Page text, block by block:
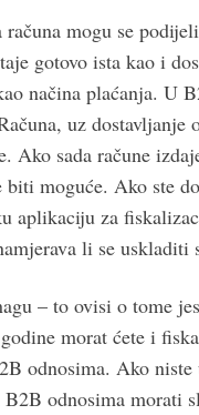
mogu se
gotovo ista kao i
načina plaćanja. U
uz dostavljanje
Ako sada račune
biti moguće. Ako ste
aplikaciju za
li se uskladiti
– to ovisi o tome
morat ćete i
odnosima. Ako
odnosima morati